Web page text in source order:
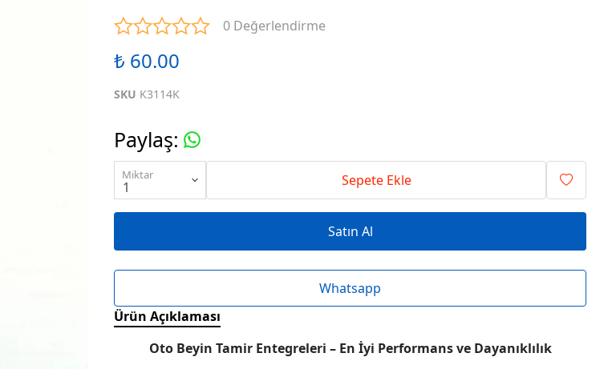
R SERİSİ ENTEGRELER
KARIŞIK SERİ ENTEGRELER
0 Değerlendirme
₺ 60.00
SKU K3114K
Paylaş:
Miktar Sepete Ekle
Satın Al
Whatsapp
Ürün Açıklaması
Oto Beyin Tamir Entegreleri – En İyi Performans ve Dayanıklılık